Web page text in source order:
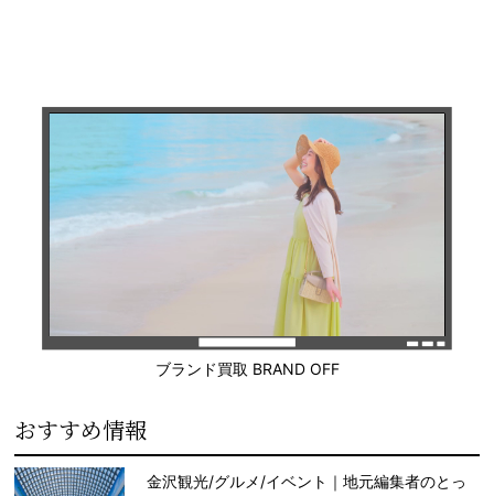
ブランド買取 BRAND OFF
おすすめ情報
金沢観光/グルメ/イベント｜地元編集者のとっ